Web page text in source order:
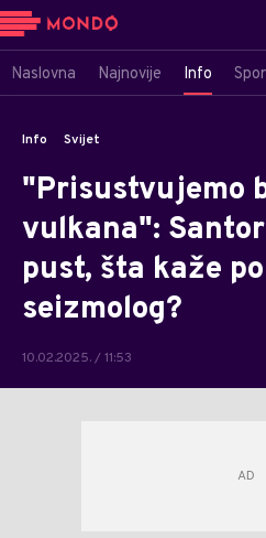
Naslovna Najnovije Info
Info Svijet
"Prisustvujemo
vulkana":
pust, šta kaže
seizmolog?
10.02.2025. / 11:53